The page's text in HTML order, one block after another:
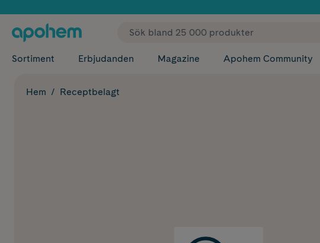
✓ Fri frakt
Sortiment Erbjudanden Magazine Apohem Community
Hem Receptbelagt